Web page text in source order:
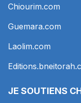
Chiourim.com
Guemara.com
Laolim.com
JE SOUTIENS